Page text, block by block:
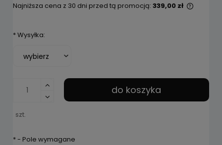
Najniższa cena z 30 dni przed tą promocją: 339,00 zł
*Wysyłka:
szt.
do koszyka
*- Pole wymagane